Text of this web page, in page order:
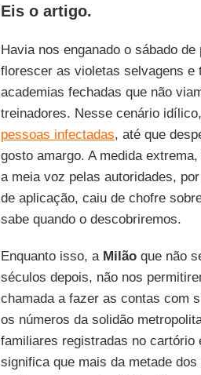
Eis o artigo.
Havia nos enganado o sábado
florescer as violetas selvagens e
academias fechadas que não
treinadores. Nesse cenário
pessoas infectadas, até que
gosto amargo. A medida
a meia voz pelas autoridades,
de aplicação, caiu de chofre
sabe quando o descobriremos.
Enquanto isso, a Milãoque não
séculos depois, não nos
chamada a fazer as contas com
os números da solidão
familiares registradas no cartório
significa que mais da metade